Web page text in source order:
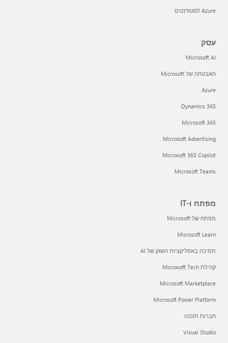
Azure לסטודנטים
עסק
Microsoft AI
האבטחה של Microsoft
Azure
Dynamics 365
Microsoft 365
Microsoft Advertising
Microsoft 365 Copilot
Microsoft Teams
מפתח ו-IT
מפתח של Microsoft
Microsoft Learn
תמיכה באפליקציות השוק של AI
קהילת Microsoft Tech
Microsoft Marketplace
Microsoft Power Platform
חברות תוכנה
Visual Studio